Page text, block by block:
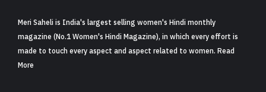
Meri Saheli is India's largest selling women's Hindi monthly
magazine (No.1 Women's Hindi Magazine), in which every effort is
made to touch every aspect and aspect related to women. Read
More